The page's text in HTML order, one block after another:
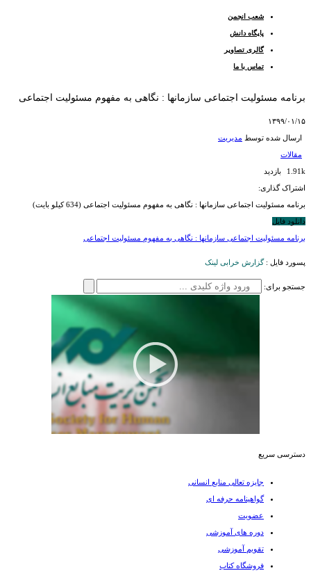
شعب انجمن
پایگاه دانش
گالری تصاویر
تماس با ما
برنامه مسئولیت اجتماعی سازمانها : نگاهی به مفهوم مسئولیت اجتماعی
۱۳۹۹/۰۱/۱۵
ارسال شده توسط مدیریت
مقالات
1.91k بازدید
اشتراک گذاری:
برنامه مسئولیت اجتماعی سازمانها : نگاهی به مفهوم مسئولیت اجتماعی (634 کیلو بایت)
دانلود فایل
برنامه مسئولیت اجتماعی سازمانها : نگاهی به مفهوم مسئولیت اجتماعی
پسورد فایل :گزارش خرابی لینک
جستجو برای:
دسترسی سریع
جایزه تعالی منابع انسانی
گواهینامه حرفه ای
عضویت
دوره های آموزشی
تقویم آموزشی
فروشگاه کتاب